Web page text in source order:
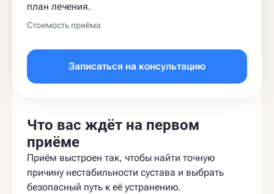
план лечения.
Стоимость приёма
Записаться на консультацию
Что вас ждёт на первом
приёме
Приём выстроен так, чтобы найти точную
причину нестабильности сустава и выбрать
безопасный путь к её устранению.